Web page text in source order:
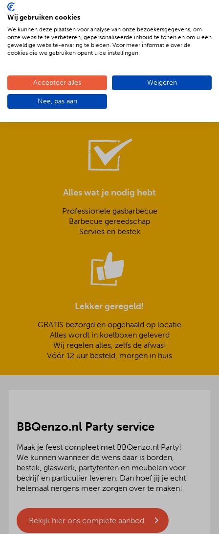
Compleet is ook écht compleet!
Frisse salades,
smeuïge sauzen,
Alles wat je nodig hebt
Professionele gasbarbecue
Barbecue gereedschap
Servies en bestek
Lekker geregeld!
GRATIS bezorgd en opgehaald op locatie
Alles wordt in koelboxen geleverd
Wij regelen alles, zelfs de afwas!
Vóór 12 uur besteld, morgen in huis
BBQenzo.nl Party service
Maak je feest compleet met BBQenzo.nl Party!
We kunnen wanneer de wens daar is borden,
bestek, glaswerk, partytenten en meubelen voor
bedrijf en particulier leveren. Dan hoef jij je echt
helemaal nergens meer zorgen over te maken!
Bekijk hier ons complete aanbod
Wij gebruiken cookies
We kunnen deze plaatsen voor analyse van onze bezoekersgegevens, om
onze website te verbeteren, gepersonaliseerde inhoud te tonen en om u een
geweldige website-ervaring te bieden. Voor meer informatie over de
cookies die we gebruiken opent u de instellingen.
Accepteer alles Weigeren
Nee, pas aan